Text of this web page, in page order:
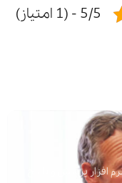
5/5 - (1 امتیاز)
افزار پرسش و پاسخ